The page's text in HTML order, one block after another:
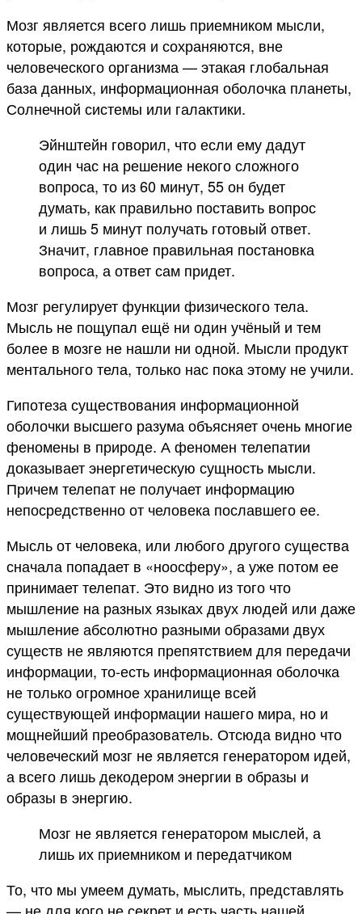
Мозг является всего лишь приемником мысли,
которые, рождаются и сохраняются, вне
человеческого организма — этакая глобальная
база данных, информационная оболочка планеты,
Солнечной системы или галактики.
Эйнштейн говорил, что если ему дадут
один час на решение некого сложного
вопроса, то из 60 минут, 55 он будет
думать, как правильно поставить вопрос
и лишь 5 минут получать готовый ответ.
Значит, главное правильная постановка
вопроса, а ответ сам придет.
Мозг регулирует функции физического тела.
Мысль не пощупал ещё ни один учёный и тем
более в мозге не нашли ни одной. Мысли продукт
ментального тела, только нас пока этому не учили.
Гипотеза существования информационной
оболочки высшего разума объясняет очень многие
феномены в природе. А феномен телепатии
доказывает энергетическую сущность мысли.
Причем телепат не получает информацию
непосредственно от человека пославшего ее.
Мысль от человека, или любого другого существа
сначала попадает в «ноосферу», а уже потом ее
принимает телепат. Это видно из того что
мышление на разных языках двух людей или даже
мышление абсолютно разными образами двух
существ не являются препятствием для передачи
информации, то-есть информационная оболочка
не только огромное хранилище всей
существующей информации нашего мира, но и
мощнейший преобразователь. Отсюда видно что
человеческий мозг не является генератором идей,
а всего лишь декодером энергии в образы и
образы в энергию.
Мозг не является генератором мыслей, а
лишь их приемником и передатчиком
То, что мы умеем думать, мыслить, представлять
— не для кого не секрет и есть часть нашей